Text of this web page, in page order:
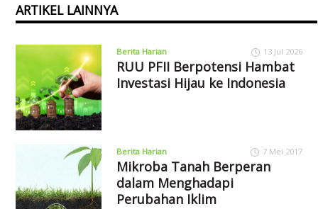
ARTIKEL LAINNYA
Berita Harian 13 Jul 2026
RUU PFII Berpotensi Hambat
Investasi Hijau ke Indonesia
Berita Harian 7 Mei 2017
Mikroba Tanah Berperan
dalam Menghadapi
Perubahan Iklim